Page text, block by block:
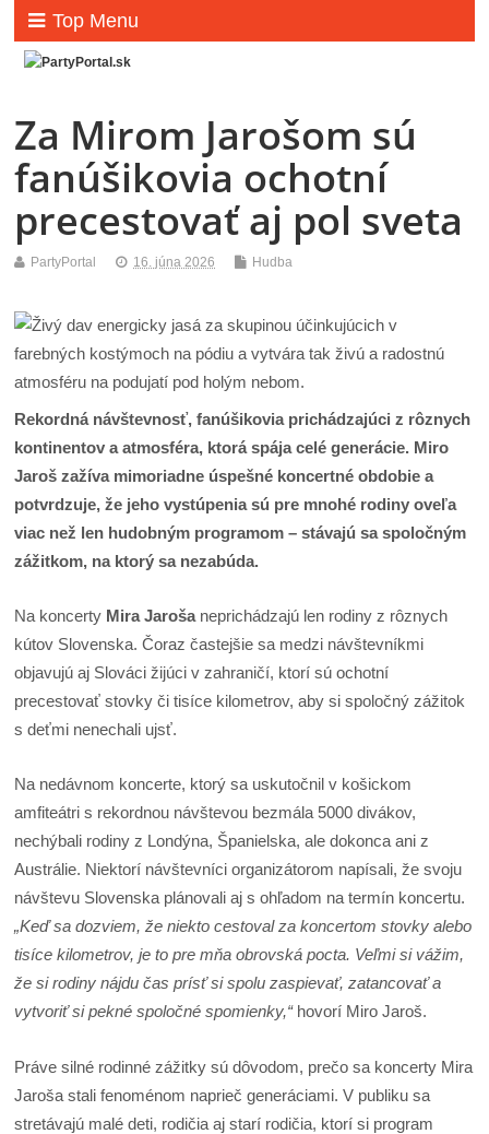
Top Menu
Za Mirom Jarošom sú
fanúšikovia ochotní
precestovať aj pol sveta
PartyPortal 16. júna 2026 Hudba
Rekordná návštevnosť, fanúšikovia prichádzajúci z rôznych
kontinentov a atmosféra, ktorá spája celé generácie. Miro
Jaroš zažíva mimoriadne úspešné koncertné obdobie a
potvrdzuje, že jeho vystúpenia sú pre mnohé rodiny oveľa
viac než len hudobným programom – stávajú sa spoločným
zážitkom, na ktorý sa nezabúda.
Na koncerty Mira Jaroša neprichádzajú len rodiny z rôznych
kútov Slovenska. Čoraz častejšie sa medzi návštevníkmi
objavujú aj Slováci žijúci v zahraničí, ktorí sú ochotní
precestovať stovky či tisíce kilometrov, aby si spoločný zážitok
s deťmi nenechali ujsť.
Na nedávnom koncerte, ktorý sa uskutočnil v košickom
amfiteátri s rekordnou návštevou bezmála 5000 divákov,
nechýbali rodiny z Londýna, Španielska, ale dokonca ani z
Austrálie. Niektorí návštevníci organizátorom napísali, že svoju
návštevu Slovenska plánovali aj s ohľadom na termín koncertu.
„Keď sa dozviem, že niekto cestoval za koncertom stovky alebo
tisíce kilometrov, je to pre mňa obrovská pocta. Veľmi si vážim,
že si rodiny nájdu čas prísť si spolu zaspievať, zatancovať a
vytvoriť si pekné spoločné spomienky,“hovorí Miro Jaroš.
Práve silné rodinné zážitky sú dôvodom, prečo sa koncerty Mira
Jaroša stali fenoménom naprieč generáciami. V publiku sa
stretávajú malé deti, rodičia aj starí rodičia, ktorí si program